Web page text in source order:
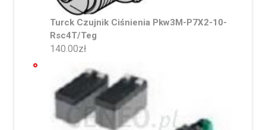
Turck Czujnik Ciśnienia Pkw3M-P7X2-10-
Rsc4T/Teg
140.00zł